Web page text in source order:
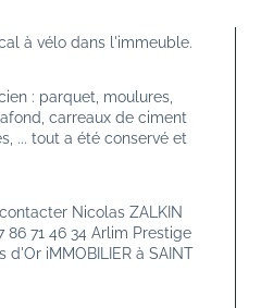
à vélo dans l'immeuble.
: parquet, moulures,
carreaux de ciment
... tout a été conservé et
Nicolas ZALKIN
71 46 34 Arlim Prestige
iMMOBILIER à SAINT